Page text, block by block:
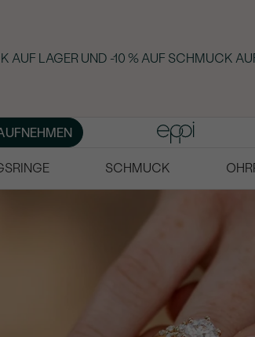
AUF LAGER UND -10 % AUF SCHMUCK
SCHMUCK